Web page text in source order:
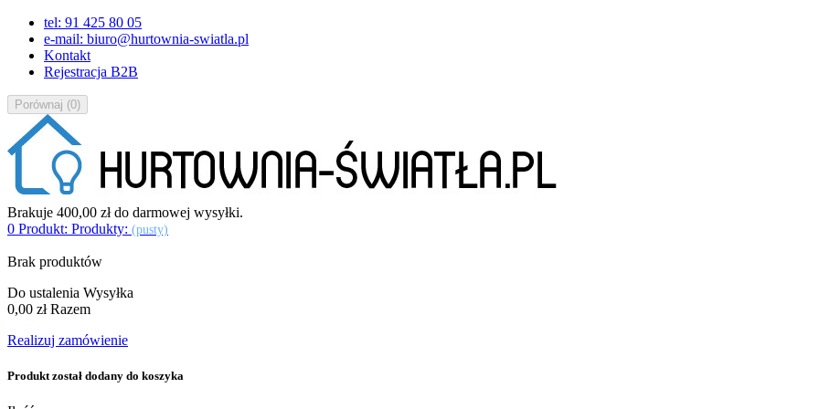
tel: 91 425 80 05
e-mail: biuro@hurtownia-swiatla.pl
Kontakt
Rejestracja B2B
Porównaj (0)
Brakuje 400,00 złdo darmowej wysyłki.
0 Produkt: Produkty: (pusty)
Brak produktów
Do ustalenia Wysyłka
0,00 zł Razem
Realizuj zamówienie
Produkt został dodany do koszyka